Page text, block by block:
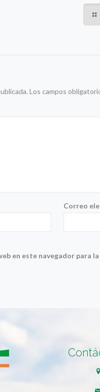
Los campos
Correo
en este navegador para